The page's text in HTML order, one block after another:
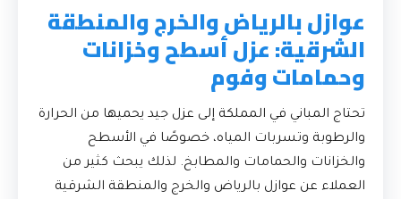
عوازل بالرياض والخرج والمنطقة
الشرقية: عزل أسطح وخزانات
وحمامات وفوم
تحتاج المباني في المملكة إلى عزل جيد يحميها من الحرارة
والرطوبة وتسربات المياه، خصوصًا في الأسطح
والخزانات والحمامات والمطابخ. لذلك يبحث كثير من
العملاء عن عوازل بالرياض والخرج والمنطقة الشرقية